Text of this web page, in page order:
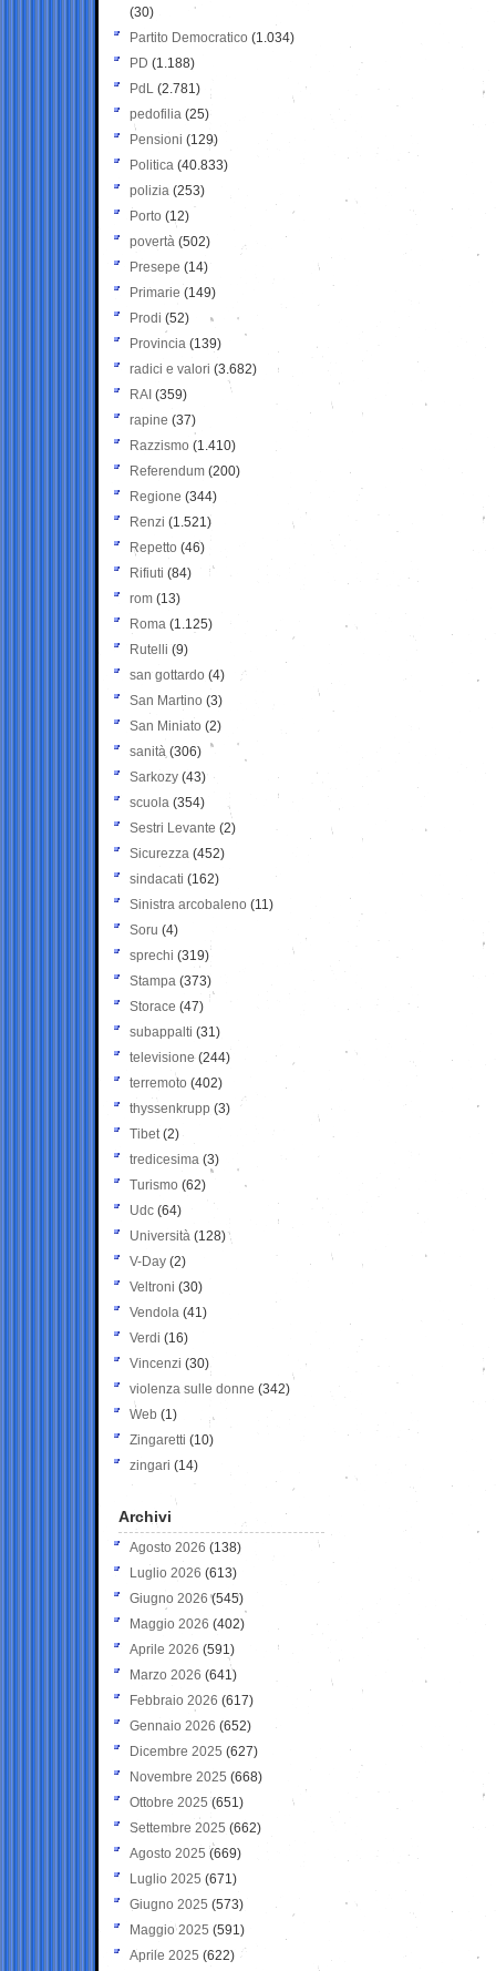
(30)
Partito Democratico (1.034)
PD (1.188)
PdL (2.781)
pedofilia (25)
Pensioni (129)
Politica (40.833)
polizia (253)
Porto (12)
povertà (502)
Presepe (14)
Primarie (149)
Prodi (52)
Provincia (139)
radici e valori (3.682)
RAI (359)
rapine (37)
Razzismo (1.410)
Referendum (200)
Regione (344)
Renzi (1.521)
Repetto (46)
Rifiuti (84)
rom (13)
Roma (1.125)
Rutelli (9)
san gottardo (4)
San Martino (3)
San Miniato (2)
sanità (306)
Sarkozy (43)
scuola (354)
Sestri Levante (2)
Sicurezza (452)
sindacati (162)
Sinistra arcobaleno (11)
Soru (4)
sprechi (319)
Stampa (373)
Storace (47)
subappalti (31)
televisione(244)
terremoto (402)
thyssenkrupp (3)
Tibet(2)
tredicesima (3)
Turismo (62)
Udc (64)
Università (128)
V-Day (2)
Veltroni (30)
Vendola (41)
Verdi (16)
Vincenzi (30)
violenza sulle donne (342)
Web (1)
Zingaretti (10)
zingari (14)
Archivi
Agosto 2026 (138)
Luglio 2026 (613)
Giugno 2026 (545)
Maggio 2026 (402)
Aprile 2026 (591)
Marzo 2026 (641)
Febbraio 2026 (617)
Gennaio 2026 (652)
Dicembre 2025 (627)
Novembre 2025 (668)
Ottobre 2025 (651)
Settembre 2025 (662)
Agosto 2025 (669)
Luglio 2025 (671)
Giugno 2025 (573)
Maggio 2025 (591)
Aprile 2025 (622)